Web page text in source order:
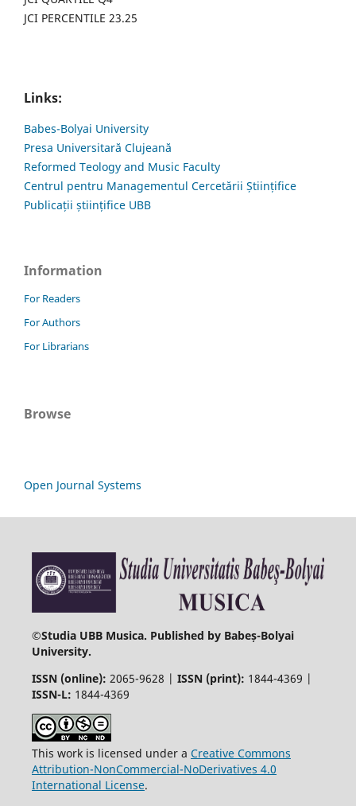
JCI PERCENTILE 23.25
Links:
Babes-Bolyai University
Presa Universitară Clujeană
Reformed Teology and Music Faculty
Centrul pentru Managementul Cercetării Științifice
Publicații științifice UBB
Information
For Readers
For Authors
For Librarians
Browse
Open Journal Systems
©Studia UBB Musica. Published by Babeș-Bolyai
University.
ISSN (online): 2065-9628 | ISSN (print): 1844-4369 |
ISSN-L: 1844-4369
This work is licensed under a Creative Commons
Attribution-NonCommercial-NoDerivatives 4.0
International License.